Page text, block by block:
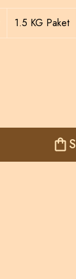
1.5 KG Paket